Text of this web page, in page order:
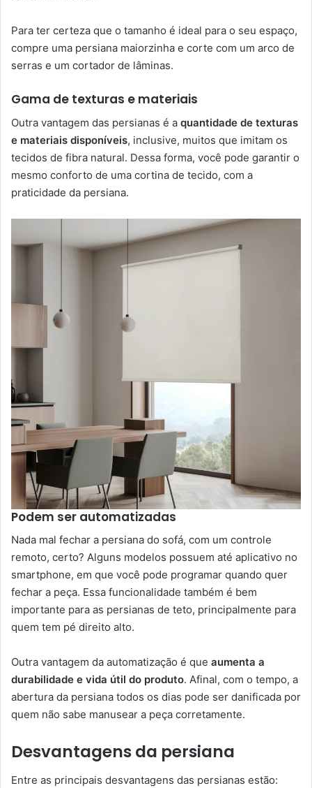
Para ter certeza que o tamanho é ideal para o seu espaço,
compre uma persiana maiorzinha e corte com um arco de
serras e um cortador de lâminas.
Gama de texturas e materiais
Outra vantagem das persianas é a quantidade de texturas
e materiais disponíveis, inclusive, muitos que imitam os
tecidos de fibra natural. Dessa forma, você pode garantir o
mesmo conforto de uma cortina de tecido, com a
praticidade da persiana.
Podem ser automatizadas
Nada mal fechar a persiana do sofá, com um controle
remoto, certo? Alguns modelos possuem até aplicativo no
smartphone, em que você pode programar quando quer
fechar a peça. Essa funcionalidade também é bem
importante para as persianas de teto, principalmente para
quem tem pé direito alto.
Outra vantagem da automatização é que aumenta a
durabilidade e vida útil do produto. Afinal, com o tempo, a
abertura da persiana todos os dias pode ser danificada por
quem não sabe manusear a peça corretamente.
Desvantagens da persiana
Entre as principais desvantagens das persianas estão: